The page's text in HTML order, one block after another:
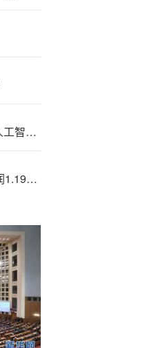
北—京发布薪酬数据报告，人工智能工程技术人员年薪中位值超31万
京北方：上<半>年归母净利润1.19亿元，同比下降0.91%